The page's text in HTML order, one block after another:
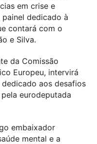
em crise e
dedicado à
contará com o
e Silva.
da Comissão
Europeu, intervirá
aos desafios
eurodeputada
embaixador
mental e a